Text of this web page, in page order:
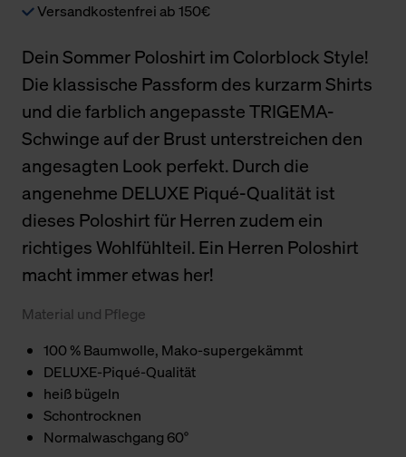
Versandkostenfrei ab 150€
Dein Sommer Poloshirt im Colorblock Style!
Die klassische Passform des kurzarm Shirts
und die farblich angepasste TRIGEMA-
Schwinge auf der Brust unterstreichen den
angesagten Look perfekt. Durch die
angenehme DELUXE Piqué-Qualität ist
dieses Poloshirt für Herren zudem ein
richtiges Wohlfühlteil. Ein Herren Poloshirt
macht immer etwas her!
Material und Pflege
100 % Baumwolle, Mako-supergekämmt
DELUXE-Piqué-Qualität
heiß bügeln
Schontrocknen
Normalwaschgang 60°